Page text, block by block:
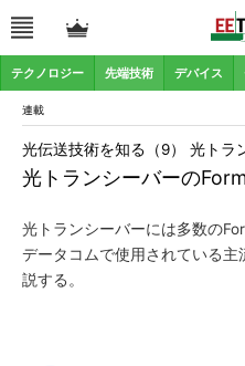
テクノロジー 先端技術 デバイス
連載
光トランシーバーの
光伝送技術を知る（9） 光トラ
光トランシーバーには多数の
データコムで使用されている
説する。